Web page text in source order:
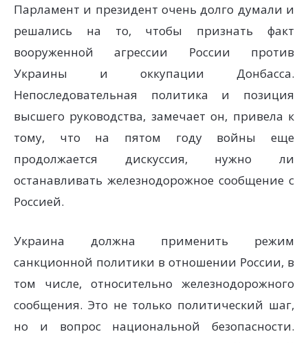
Парламент и президент очень долго думали и
решались на то, чтобы признать факт
вооруженной агрессии России против
Украины и оккупации Донбасса.
Непоследовательная политика и позиция
высшего руководства, замечает он, привела к
тому, что на пятом году войны еще
продолжается дискуссия, нужно ли
останавливать железнодорожное сообщение с
Россией.
Украина должна применить режим
санкционной политики в отношении России, в
том числе, относительно железнодорожного
сообщения. Это не только политический шаг,
но и вопрос национальной безопасности.